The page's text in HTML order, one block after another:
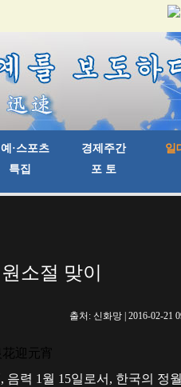
소절 맞이
출처: 신화망 | 2016-02-21
력 1월 15일로서, 한국의 정